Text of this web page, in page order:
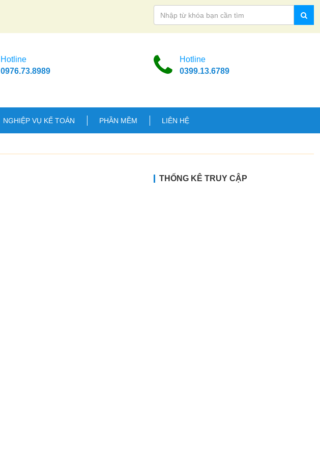
Hotline
0976.73.8989
Hotline
0399.13.6789
NGHIỆP VỤ KẾ TOÁN PHẦN MỀM LIÊN HỆ
THỐNG KÊ TRUY CẬP